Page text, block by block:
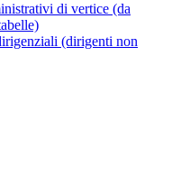
di vertice (da
(dirigenti non